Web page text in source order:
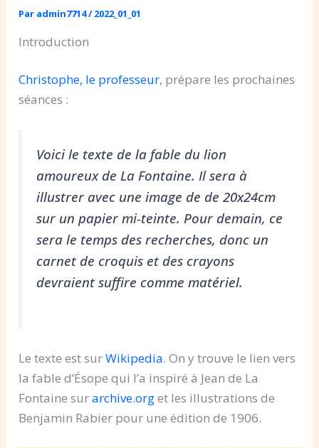
Par admin7714/2022_01_01
Introduction
Christophe, le professeur, prépare les prochaines
séances :
Voici le texte de la fable du lion
amoureux de La Fontaine. Il sera à
illustrer avec une image de de 20x24cm
sur un papier mi-teinte. Pour demain, ce
sera le temps des recherches, donc un
carnet de croquis et des crayons
devraient suffire comme matériel.
Le texte est surWikipedia. On y trouve le lien vers
la fable d’Ésope qui l’a inspiré à Jean de La
Fontaine surarchive.orget les illustrations de
Benjamin Rabier pour une édition de 1906.